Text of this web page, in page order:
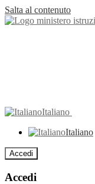
Salta al contenuto
Italiano
Italiano
Accedi
Accedi